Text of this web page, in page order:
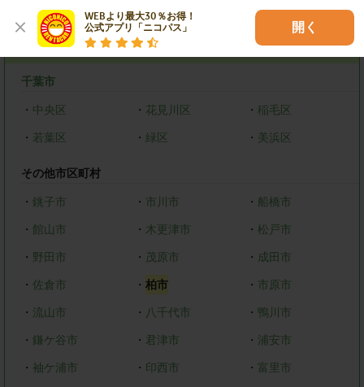
WEBより最大30％お得！
公式アプリ「ニコパス」
開く
エリアで探す
千葉県
千葉市
・ 中央区 ・ 花見川区 ・稲毛区
・ 若葉区 ・ 緑区 ・ 美浜区
その他市区町村
・ 銚子市 ・ 市川市 ・ 船橋市
・ 館山市 ・ 木更津市 ・松戸市
・ 野田市 ・ 茂原市 ・ 成田市
・ 佐倉市 ・ 柏市 ・ 市原市
・ 流山市 ・ 八千代市 ・ 鴨川市
・ 鎌ケ谷市 ・ 君津市 ・ 浦安市
・ 袖ケ浦市 ・ 印西市 ・ 富里市